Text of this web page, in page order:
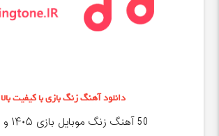
دانلود آهنگ زنگ بازی با کیفیت بالا
50 آهنگ زنگ موبایل بازی ۱۴۰۵ و 2026